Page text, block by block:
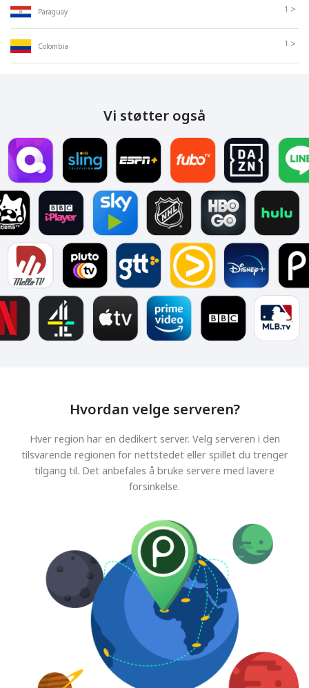
Paraguay 1 >
Colombia 1 >
Vi støtter også
Hvordan velge serveren?
Hver region har en dedikert server. Velg serveren i den
tilsvarende regionen for nettstedet eller spillet du trenger
tilgang til. Det anbefales å bruke servere med lavere
forsinkelse.